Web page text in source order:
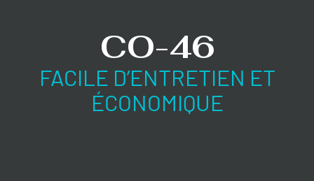
CO-46
FACILE D’ENTRETIEN ET
ÉCONOMIQUE